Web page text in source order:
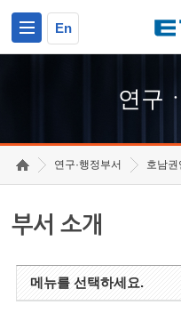
En
연구
연구·행정부서 호남권
부서 소개
메뉴를 선택하세요.